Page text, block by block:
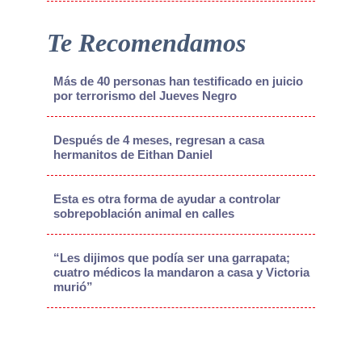
Te Recomendamos
Más de 40 personas han testificado en juicio
por terrorismo del Jueves Negro
Después de 4 meses, regresan a casa
hermanitos de Eithan Daniel
Esta es otra forma de ayudar a controlar
sobrepoblación animal en calles
“Les dijimos que podía ser una garrapata;
cuatro médicos la mandaron a casa y Victoria
murió”